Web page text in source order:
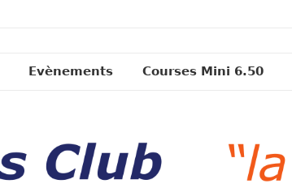
Evènements Courses Mini 6.50